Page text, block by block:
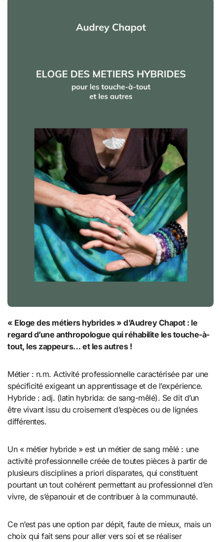
« Eloge des métiers hybrides » d’Audrey Chapot : le
regard d’une anthropologue qui réhabilite les touche-à-
tout, les zappeurs… et les autres !
Métier : n.m. Activité professionnelle caractérisée par une
spécificité exigeant un apprentissage et de l’expérience.
Hybride : adj. (latin hybrida: de sang-mêlé). Se dit d’un
être vivant issu du croisement d’espèces ou de lignées
différentes.
Un « métier hybride » est un métier de sang mêlé : une
activité professionnelle créée de toutes pièces à partir de
plusieurs disciplines a priori disparates, qui constituent
pourtant un tout cohérent permettant au professionnel d’en
vivre, de s’épanouir et de contribuer à la communauté.
Ce n’est pas une option par dépit, faute de mieux, mais un
choix qui fait sens pour aller vers soi et se réaliser